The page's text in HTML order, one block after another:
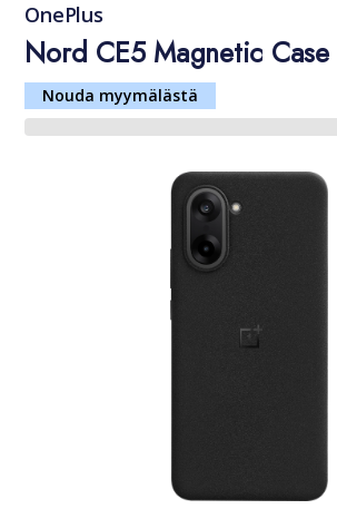
OnePlus
Nord CE5 Magnetic
Nouda myymälästä